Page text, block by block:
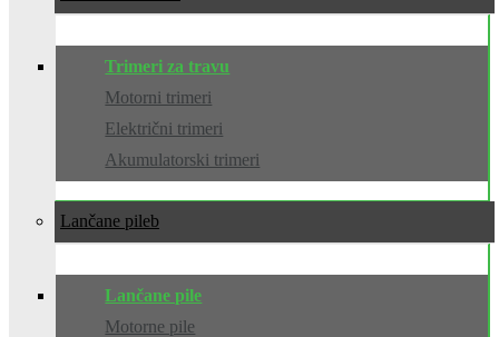
Trimeri za travu
Motorni trimeri
Električni trimeri
Akumulatorski trimeri
Lančane pile
Lančane pile
Motorne pile